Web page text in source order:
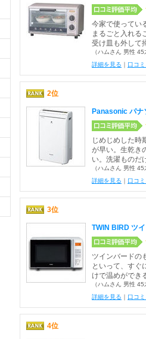
今家で使ってい
まるごと入れる
受け皿も外して
（ハムさん 男性
詳細を見る ｜ 口コ
2位
Panasonic パナ
じめじめした時
が早い。生乾き
い。洗濯ものだ
（ハムさん 男性
詳細を見る ｜ 口コ
3位
TWIN BIRD ツ
ツインバードの
といって、すぐ
けで温めができ
（ハムさん 男性
詳細を見る ｜ 口コ
4位